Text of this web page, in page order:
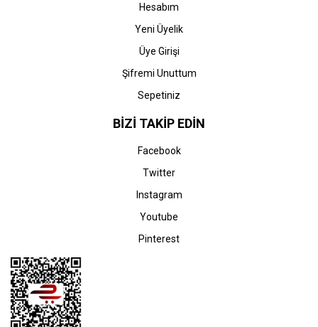
Hesabım
Yeni Üyelik
Üye Girişi
Şifremi Unuttum
Sepetiniz
BİZİ TAKİP EDİN
Facebook
Twitter
Instagram
Youtube
Pinterest